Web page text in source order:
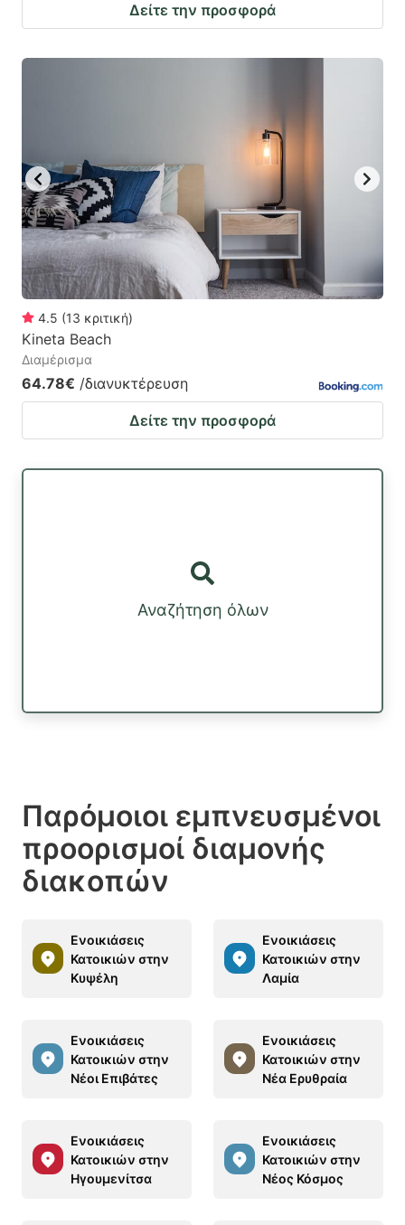
Δείτε την προσφορά
4.5 (13 κριτική)
Kineta Beach
Διαμέρισμα
64.78€ /διανυκτέρευση
Δείτε την προσφορά
Αναζήτηση όλων
Παρόμοιοι εμπνευσμένοι
προορισμοί διαμονής
διακοπών
Ενοικιάσεις
Κατοικιών στην
Κυψέλη
Ενοικιάσεις
Κατοικιών στην
Λαμία
Ενοικιάσεις
Κατοικιών στην
Νέοι Επιβάτες
Ενοικιάσεις
Κατοικιών στην
Νέα Ερυθραία
Ενοικιάσεις
Κατοικιών στην
Ηγουμενίτσα
Ενοικιάσεις
Κατοικιών στην
Νέος Κόσμος